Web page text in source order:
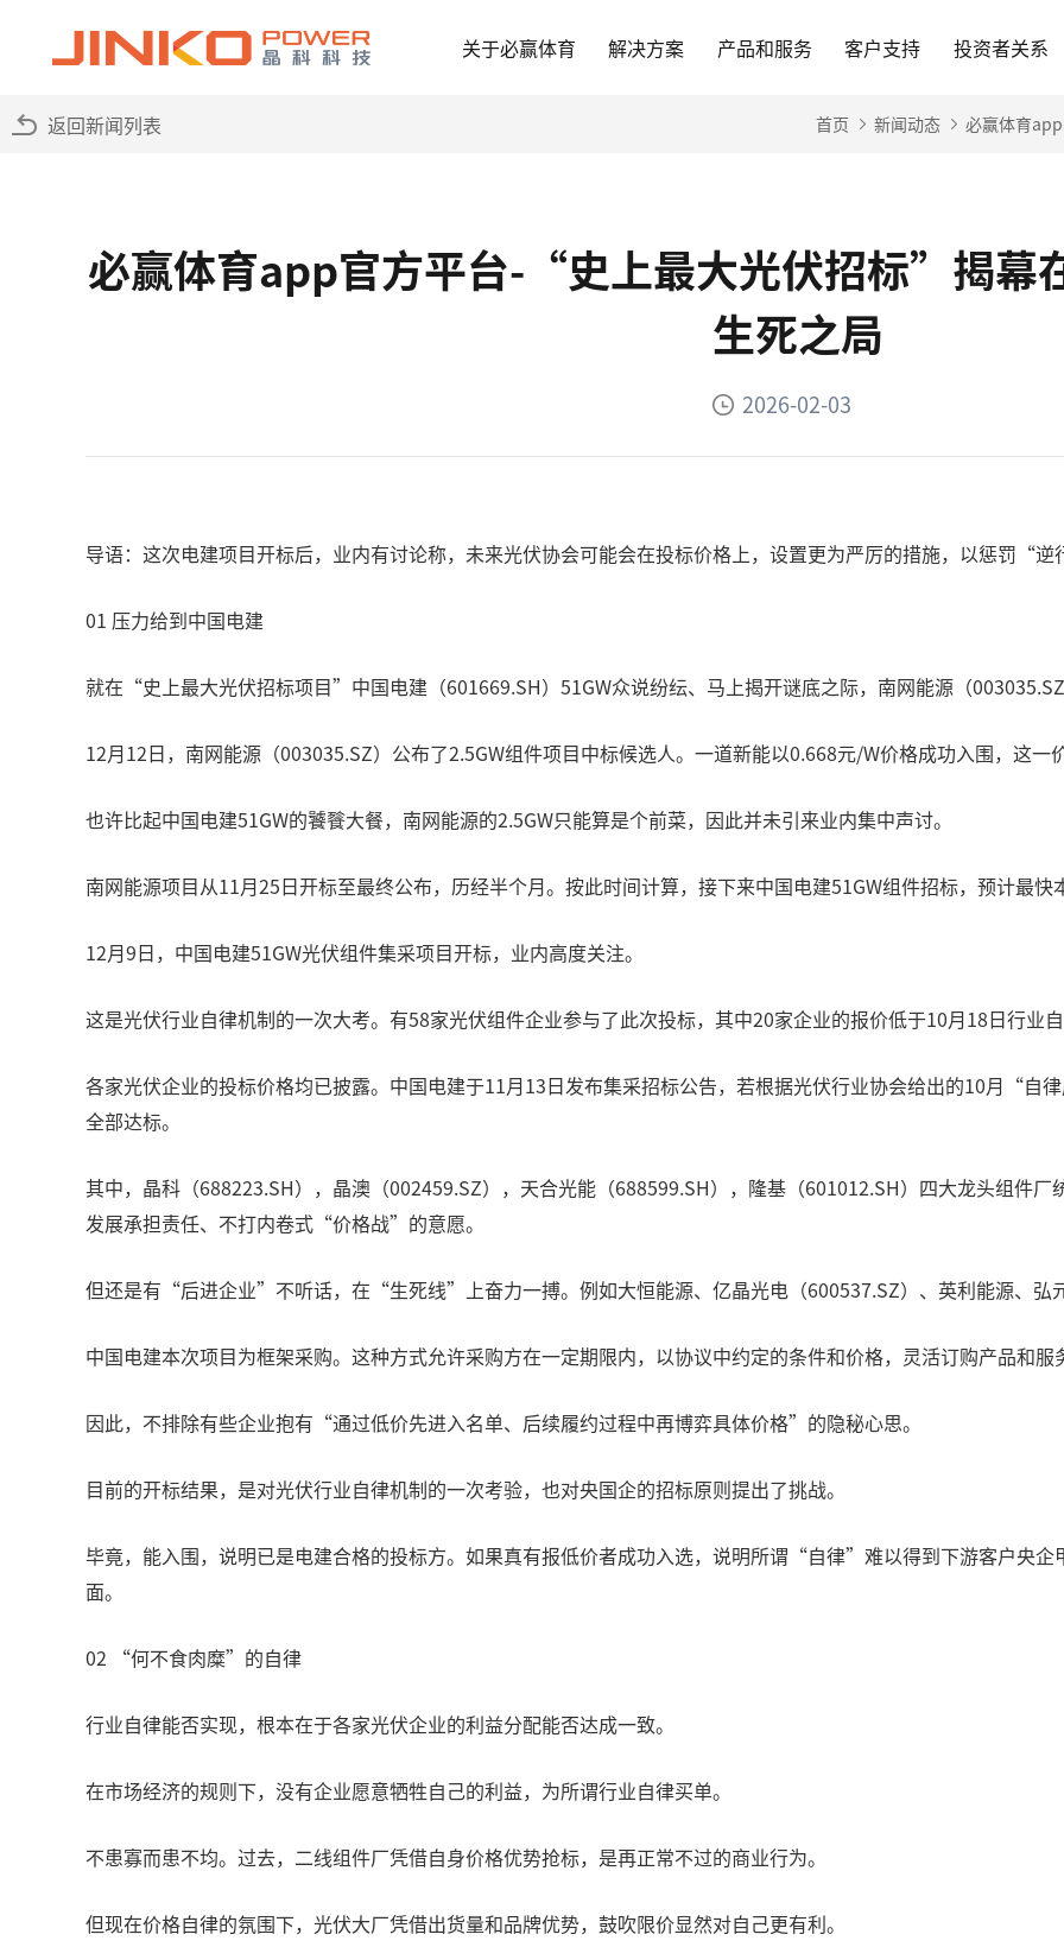
关于必赢体育 解决方案 产品和服务 客户支持 投资者关系
返回新闻列表 首页 新闻动态 必赢体育
必赢体育app官方平台-“史上最大光伏招标”揭
生死之局
2026-02-03
导语：这次电建项目开标后，业内有讨论称，未来光伏协会可能会在投标价格上，设置更为严厉的措施，以惩罚“逆
01 压力给到中国电建
就在“史上最大光伏招标项目”中国电建（601669.SH）51GW众说纷纭、马上揭开谜底之际，南网能源（003035.SZ
12月12日，南网能源（003035.SZ）公布了2.5GW组件项目中标候选人。一道新能以0.668元/W价格成功入围，这
也许比起中国电建51GW的饕餮大餐，南网能源的2.5GW只能算是个前菜，因此并未引来业内集中声讨。
南网能源项目从11月25日开标至最终公布，历经半个月。按此时间计算，接下来中国电建51GW组件招标，预计最快
12月9日，中国电建51GW光伏组件集采项目开标，业内高度关注。
这是光伏行业自律机制的一次大考。有58家光伏组件企业参与了此次投标，其中20家企业的报价低于10月18日行业
各家光伏企业的投标价格均已披露。中国电建于11月13日发布集采招标公告，若根据光伏行业协会给出的10月“自
全部达标。
其中，晶科（688223.SH），晶澳（002459.SZ），天合光能（688599.SH），隆基（601012.SH）四大龙头组件
发展承担责任、不打内卷式“价格战”的意愿。
但还是有“后进企业”不听话，在“生死线”上奋力一搏。例如大恒能源、亿晶光电（600537.SZ）、英利能源、弘
中国电建本次项目为框架采购。这种方式允许采购方在一定期限内，以协议中约定的条件和价格，灵活订购产品和服
因此，不排除有些企业抱有“通过低价先进入名单、后续履约过程中再博弈具体价格”的隐秘心思。
目前的开标结果，是对光伏行业自律机制的一次考验，也对央国企的招标原则提出了挑战。
毕竟，能入围，说明已是电建合格的投标方。如果真有报低价者成功入选，说明所谓“自律”难以得到下游客户央
面。
02 “何不食肉糜”的自律
行业自律能否实现，根本在于各家光伏企业的利益分配能否达成一致。
在市场经济的规则下，没有企业愿意牺牲自己的利益，为所谓行业自律买单。
不患寡而患不均。过去，二线组件厂凭借自身价格优势抢标，是再正常不过的商业行为。
但现在价格自律的氛围下，光伏大厂凭借出货量和品牌优势，鼓吹限价显然对自己更有利。